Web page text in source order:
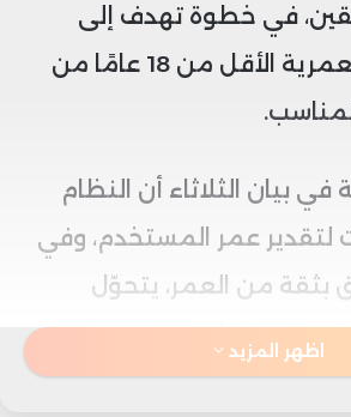
في خطوة تهدف إلى
حماية الفئات العمرية الأقل من 18 عامًا من
بيان الثلاثاء أن النظام
لتقدير عمر المستخدم، وفي
بثقة من العمر، يتحوّل
تلقائيًا إلى نسخة مخصصة لمن هم دون 18
اظهر المزيد